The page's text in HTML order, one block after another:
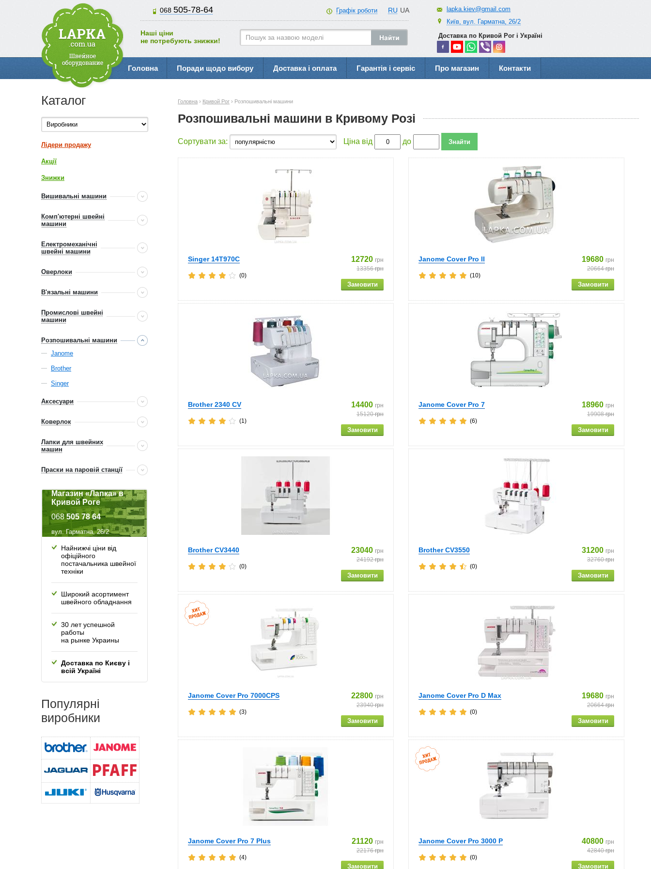
068 505-78-64 RU UA
Графік роботи
Наші ціни
не потребують знижки!
lapka.kiev@gmail.com
Київ, вул. Гарматна, 26/2
Доставка по Кривой Рог і Україні
Головна Поради щодо вибору Доставка і оплата Гарантія і сервіс Про магазин Контакти
Головна › Кривой Рог › Розпошивальні машини
Розпошивальні машини в Кривому Розі
Сортувати за: Ціна від до
Singer 14T970C 12720 грн
13356грн
(0)
Janome Cover Pro II 19680 грн
20664грн
(10)
Brother 2340 СV 14400 грн
15120грн
(1)
Janome Cover Pro 7 18960 грн
19908грн
(6)
Brother CV3440 23040 грн
24192грн
(0)
Brother CV3550 31200 грн
32760грн
(0)
Janome Cover Pro 7000CPS 22800 грн
23940грн
(3)
Janome Cover Pro D Max 19680 грн
20664грн
(0)
Janome Cover Pro 7 Plus 21120 грн
22176грн
(4)
Janome Cover Pro 3000 P 40800 грн
42840грн
(0)
Каталог
Лідери продажу
Акції
Знижки
Вишивальні машини
Комп'ютерні швейні
машини
Електромеханічні
швейні машини
Оверлоки
В'язальні машини
Промислові швейні
машини
Розпошивальні машини
Janome
Brother
Singer
Аксесуари
Коверлок
Лапки для швейних
машин
Праски на паровій станції
Магазин «Лапка» в
Кривой Роге
068 505 78 64
вул. Гарматна, 26/2
Найнижчі ціни від
офіційного
постачальника швейної
техніки
Широкий асортимент
швейного обладнання
30 лет успешной
работы
на рынке Украины
Доставка по Києву і
всій Україні
Популярні
виробники